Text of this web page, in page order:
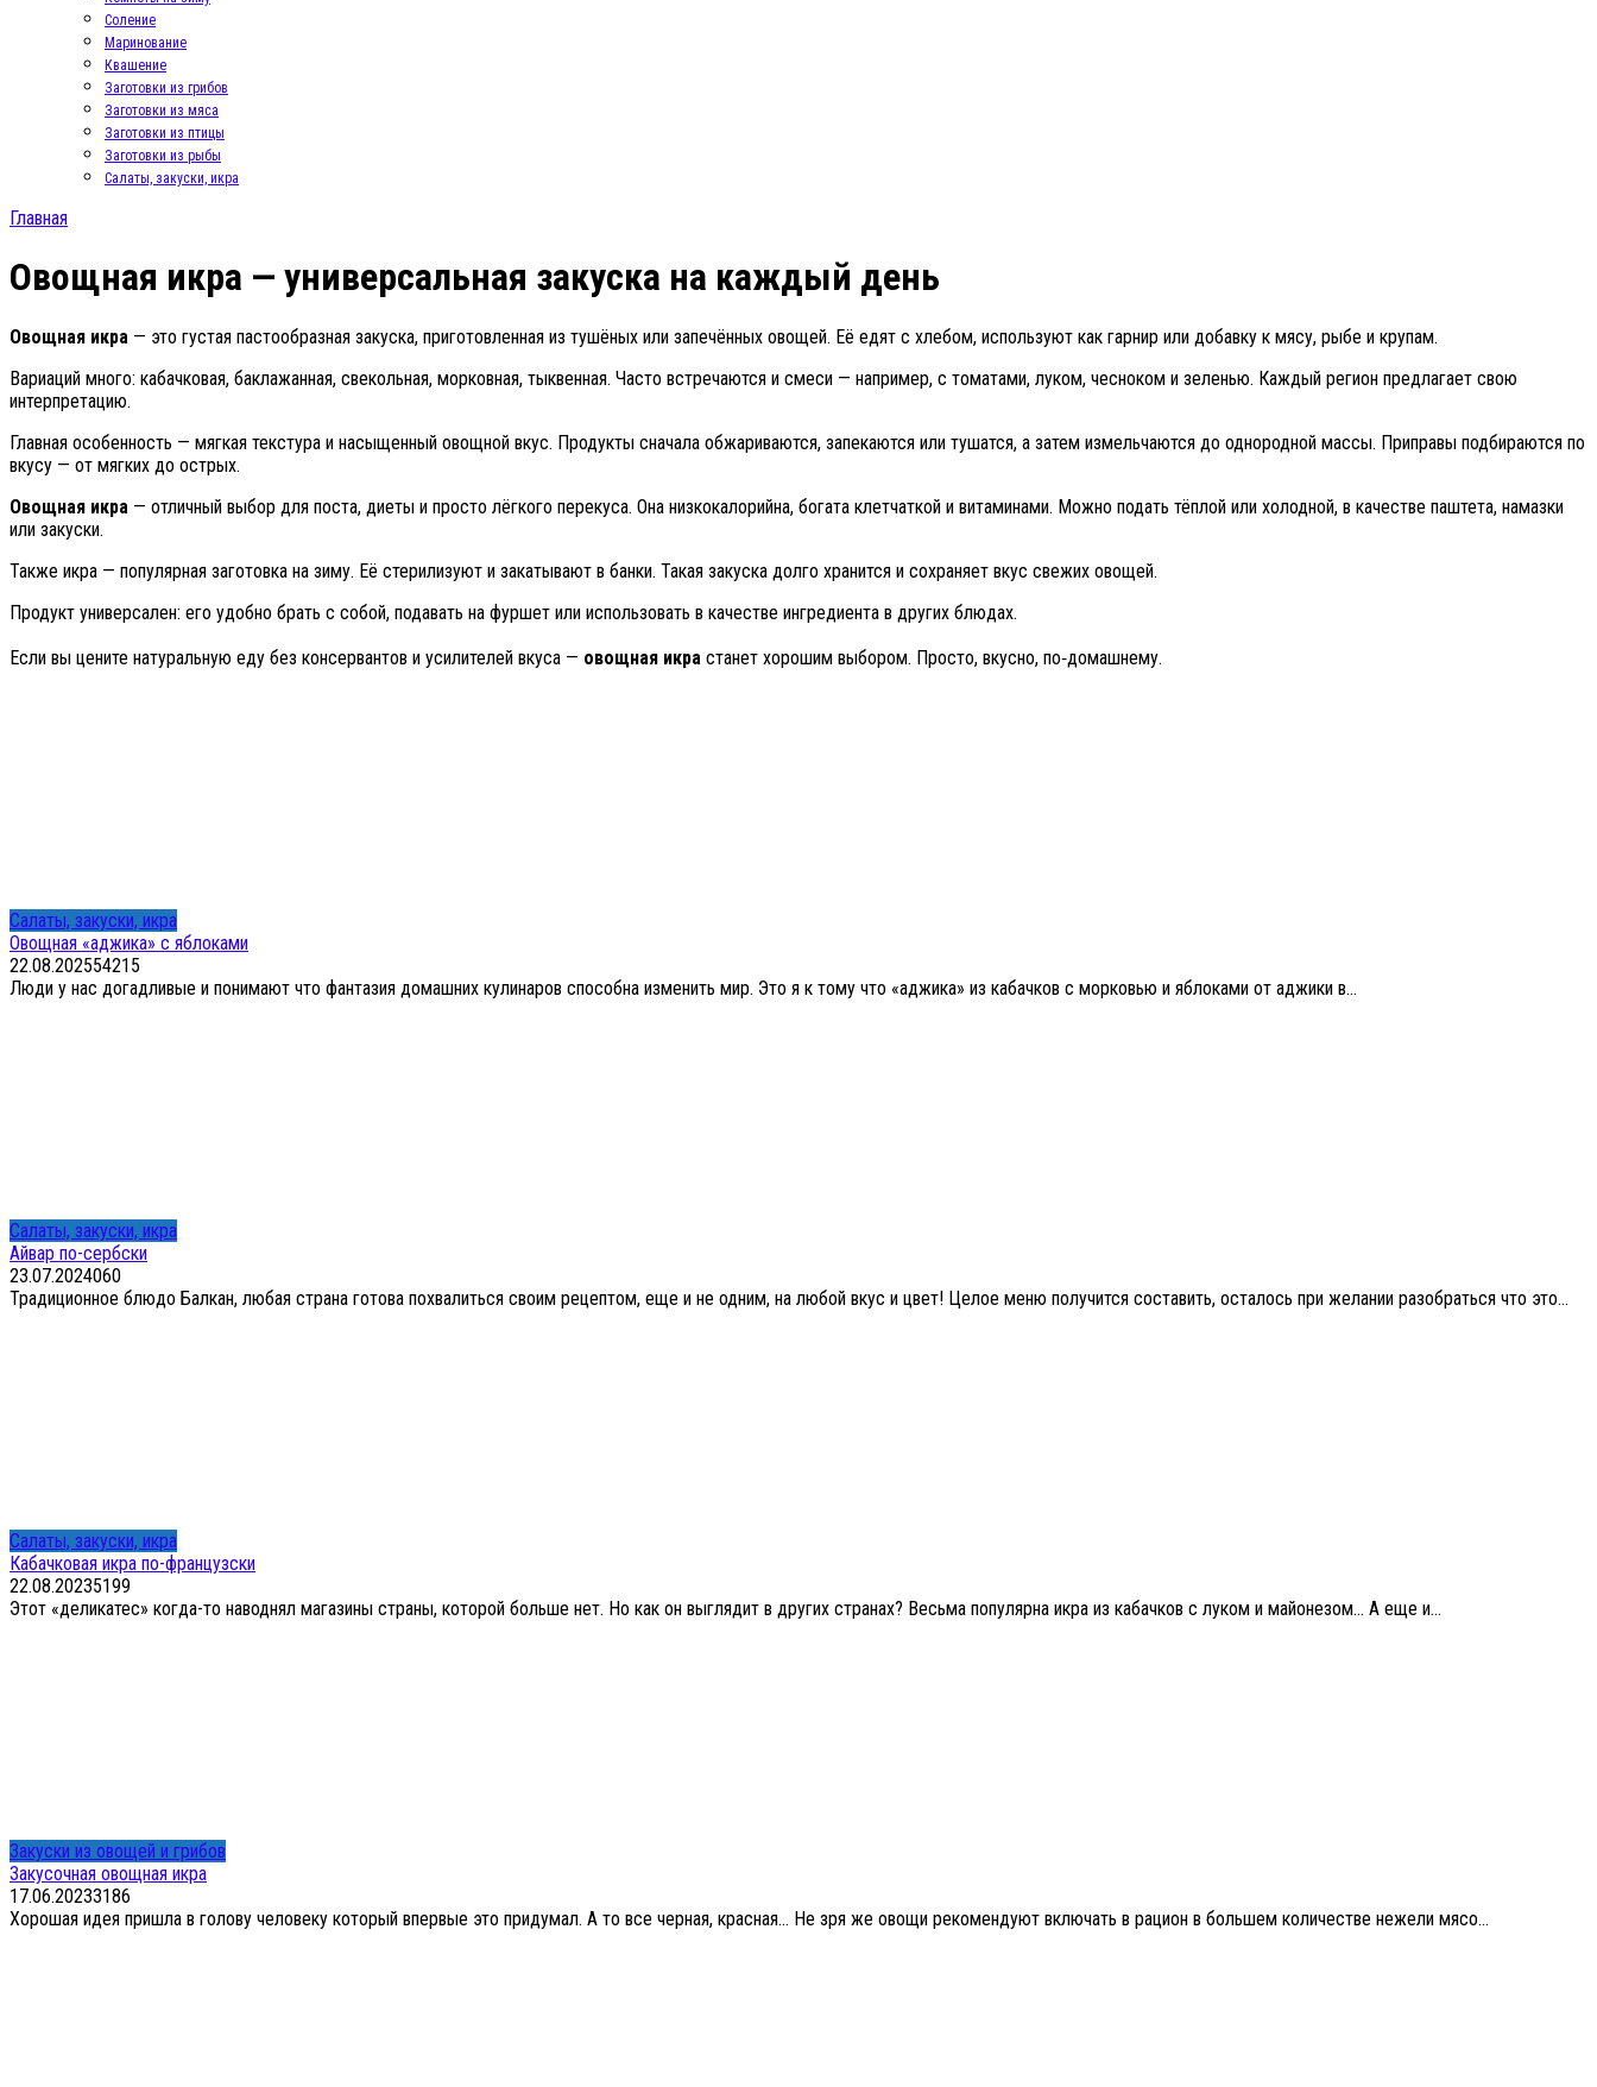
Соление
Маринование
Квашение
Заготовки из грибов
Заготовки из мяса
Заготовки из птицы
Заготовки из рыбы
Салаты, закуски, икра
Главная
Овощная икра — универсальная закуска на каждый день
Овощная икра — это густая пастообразная закуска, приготовленная из тушёных или запечённых овощей. Её едят с хлебом, используют как гарнир или добавку к мясу, рыбе и крупам.
Вариаций много: кабачковая, баклажанная, свекольная, морковная, тыквенная. Часто встречаются и смеси — например, с томатами, луком, чесноком и зеленью. Каждый регион предлагает свою
интерпретацию.
Главная особенность — мягкая текстура и насыщенный овощной вкус. Продукты сначала обжариваются, запекаются или тушатся, а затем измельчаются до однородной массы. Приправы подбираются по
вкусу — от мягких до острых.
Овощная икра — отличный выбор для поста, диеты и просто лёгкого перекуса. Она низкокалорийна, богата клетчаткой и витаминами. Можно подать тёплой или холодной, в качестве паштета, намазки
или закуски.
Также икра — популярная заготовка на зиму. Её стерилизуют и закатывают в банки. Такая закуска долго хранится и сохраняет вкус свежих овощей.
Продукт универсален: его удобно брать с собой, подавать на фуршет или использовать в качестве ингредиента в других блюдах.
Если вы цените натуральную еду без консервантов и усилителей вкуса — овощная икра станет хорошим выбором. Просто, вкусно, по‑домашнему.
Салаты, закуски, икра
Овощная «аджика» с яблоками
22.08.202554215
Люди у нас догадливые и понимают что фантазия домашних кулинаров способна изменить мир. Это я к тому что «аджика» из кабачков с морковью и яблоками от аджики в...
Салаты, закуски, икра
Айвар по-сербски
23.07.2024060
Традиционное блюдо Балкан, любая страна готова похвалиться своим рецептом, еще и не одним, на любой вкус и цвет! Целое меню получится составить, осталось при желании разобраться что это...
Салаты, закуски, икра
Кабачковая икра по-французски
22.08.20235199
Этот «деликатес» когда-то наводнял магазины страны, которой больше нет. Но как он выглядит в других странах? Весьма популярна икра из кабачков с луком и майонезом… А еще и...
Закуски из овощей и грибов
Закусочная овощная икра
17.06.20233186
Хорошая идея пришла в голову человеку который впервые это придумал. А то все черная, красная… Не зря же овощи рекомендуют включать в рацион в большем количестве нежели мясо...